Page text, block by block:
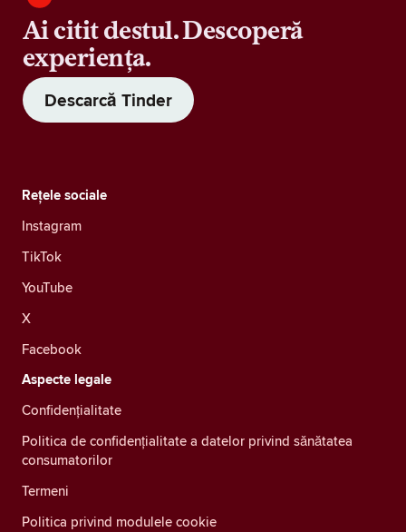
Ai citit destul. Descoperă
experiența.
Descarcă Tinder
Rețele sociale
Instagram
TikTok
YouTube
X
Facebook
Aspecte legale
Confidenţialitate
Politica de confidențialitate a datelor privind sănătatea
consumatorilor
Termeni
Politica privind modulele cookie